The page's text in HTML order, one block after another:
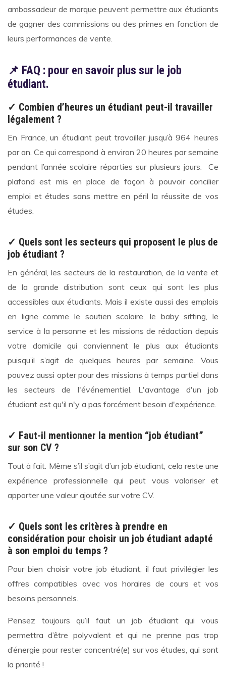
ambassadeur de marque peuvent permettre aux étudiants
de gagner des commissions ou des primes en fonction de
leurs performances de vente.
📌 FAQ : pour en savoir plus sur le job
étudiant.
✓ Combien d’heures un étudiant peut-il travailler
légalement ?
En France, un étudiant peut travailler jusqu’à 964 heures
par an. Ce qui correspond à environ 20 heures par semaine
pendant l’année scolaire réparties sur plusieurs jours. Ce
plafond est mis en place de façon à pouvoir concilier
emploi et études sans mettre en péril la réussite de vos
études.
✓ Quels sont les secteurs qui proposent le plus de
job étudiant ?
En général, les secteurs de la restauration, de la vente et
de la grande distribution sont ceux qui sont les plus
accessibles aux étudiants. Mais il existe aussi des emplois
en ligne comme le soutien scolaire, le baby sitting, le
service à la personne et les missions de rédaction depuis
votre domicile qui conviennent le plus aux étudiants
puisqu’il s’agit de quelques heures par semaine. Vous
pouvez aussi opter pour des missions à temps partiel dans
les secteurs de l'événementiel. L'avantage d'un job
étudiant est qu'il n'y a pas forcément besoin d'expérience.
✓ Faut-il mentionner la mention “job étudiant”
sur son CV ?
Tout à fait. Même s’il s’agit d’un job étudiant, cela reste une
expérience professionnelle qui peut vous valoriser et
apporter une valeur ajoutée sur votre CV.
✓ Quels sont les critères à prendre en
considération pour choisir un job étudiant adapté
à son emploi du temps ?
Pour bien choisir votre job étudiant, il faut privilégier les
offres compatibles avec vos horaires de cours et vos
besoins personnels.
Pensez toujours qu’il faut un job étudiant qui vous
permettra d’être polyvalent et qui ne prenne pas trop
d’énergie pour rester concentré(e) sur vos études, qui sont
la priorité !